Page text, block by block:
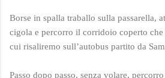
Borse in spalla traballo sulla passarella,
cigola e percorro il corridoio coperto
cui risaliremo sull’autobus partito da
Passo dopo passo, senza volare,